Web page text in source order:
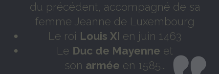
du précédent, accompagné de sa
femme Jeanne de Luxembourg
Le roi Louis XI en juin 1463
Le Duc de Mayenne et
son armée en 1585…